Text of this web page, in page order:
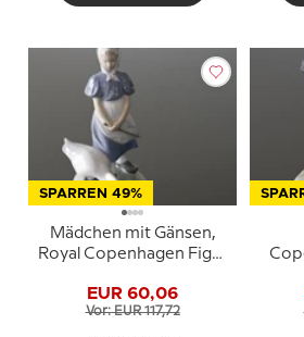
SPARREN 49%
Mädchen mit Gänsen,
Royal Copenhagen Figur
EUR 60,06
Vor: EUR 117,72